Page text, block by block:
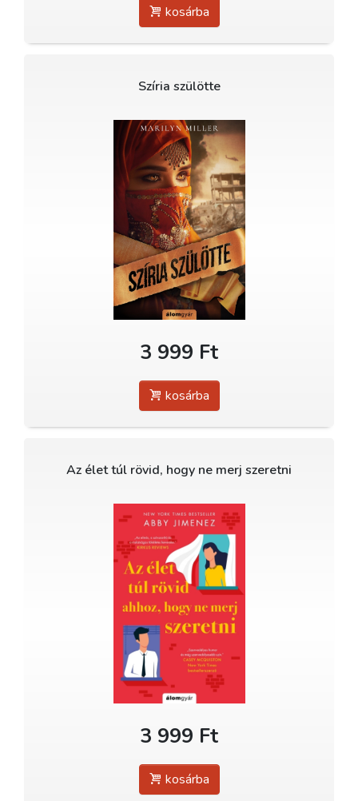
kosárba
Szíria szülötte
3 999 Ft
kosárba
Az élet túl rövid, hogy ne merj szeretni
3 999 Ft
kosárba